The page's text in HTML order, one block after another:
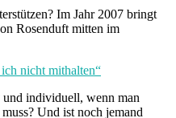
Im Jahr 2007 bringt
Rosenduft mitten im
nicht mithalten“
individuell, wenn man
Und ist noch jemand